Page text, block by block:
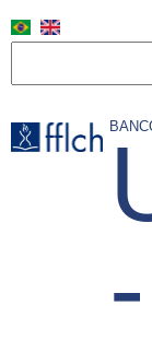
para
principal